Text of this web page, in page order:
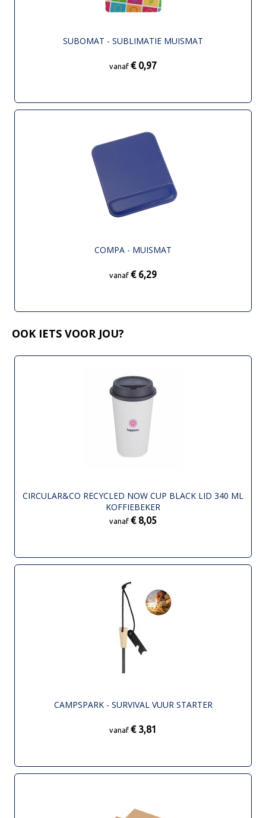
SUBOMAT - SUBLIMATIE MUISMAT
vanaf € 0,97
COMPA - MUISMAT
vanaf € 6,29
OOK IETS VOOR JOU?
CIRCULAR&CO RECYCLED NOW CUP BLACK LID 340 ML
KOFFIEBEKER
vanaf € 8,05
CAMPSPARK - SURVIVAL VUUR STARTER
vanaf € 3,81